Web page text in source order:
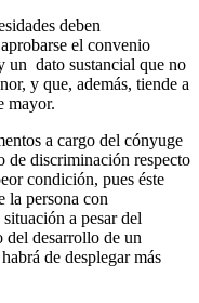
deben
el convenio
un dato sustancial que no
y que, además, tiende a
mayor.
a cargo del cónyuge
de discriminación respecto
condición, pues éste
la persona con
a pesar del
del desarrollo de un
de desplegar más